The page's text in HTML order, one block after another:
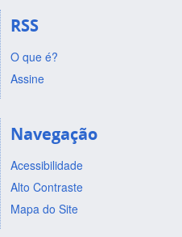
RSS
O que é?
Assine
Navegação
Acessibilidade
Alto Contraste
Mapa do Site